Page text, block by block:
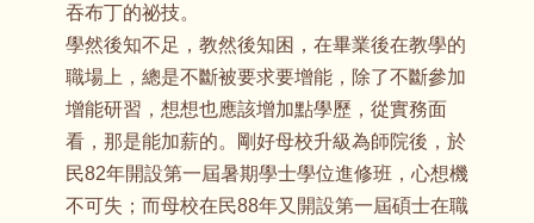
吞布丁的祕技。
學然後知不足，教然後知困，在畢業後在教學的
職場上，總是不斷被要求要增能，除了不斷參加
增能研習，想想也應該增加點學歷，從實務面
看，那是能加薪的。剛好母校升級為師院後，於
民82年開設第一屆暑期學士學位進修班，心想機
不可失；而母校在民88年又開設第一屆碩士在職